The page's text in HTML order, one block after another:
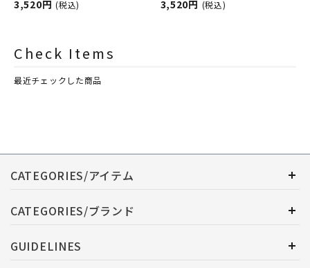
ンプ用オイル
3,520円 (税込)
ランスランプ用オイル
3,520円 (税込)
Check Items
最近チェックした商品
CATEGORIES/アイテム
CATEGORIES/ブランド
GUIDELINES